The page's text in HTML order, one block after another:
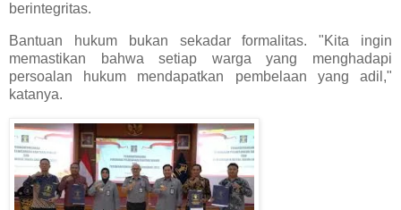
berintegritas.
Bantuan hukum bukan sekadar formalitas. "Kita ingin
memastikan bahwa setiap warga yang menghadapi
persoalan hukum mendapatkan pembelaan yang adil,"
katanya.